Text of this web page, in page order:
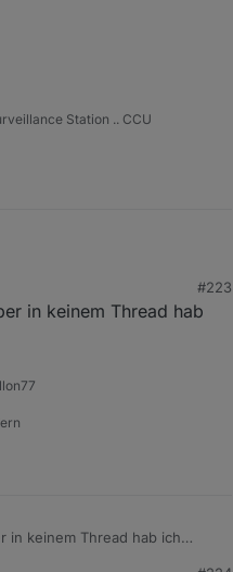
Station .. CCU
#223
in keinem Thread hab
in keinem Thread hab ich